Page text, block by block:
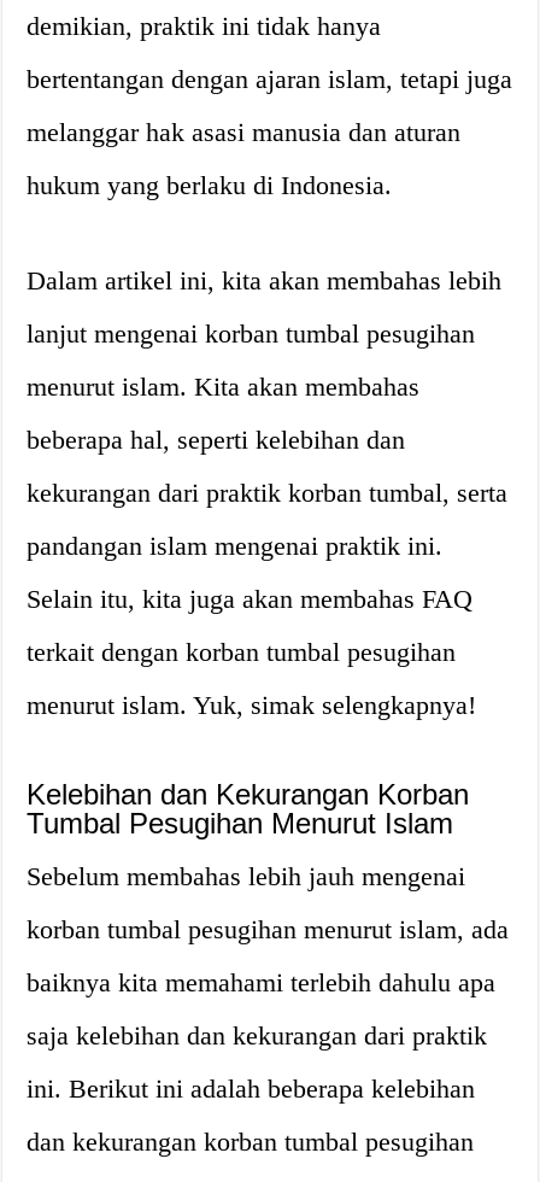
demikian, praktik ini tidak hanya
bertentangan dengan ajaran islam, tetapi juga
melanggar hak asasi manusia dan aturan
hukum yang berlaku di Indonesia.
Dalam artikel ini, kita akan membahas lebih
lanjut mengenai korban tumbal pesugihan
menurut islam. Kita akan membahas
beberapa hal, seperti kelebihan dan
kekurangan dari praktik korban tumbal, serta
pandangan islam mengenai praktik ini.
Selain itu, kita juga akan membahas FAQ
terkait dengan korban tumbal pesugihan
menurut islam. Yuk, simak selengkapnya!
Kelebihan dan Kekurangan Korban
Tumbal Pesugihan Menurut Islam
Sebelum membahas lebih jauh mengenai
korban tumbal pesugihan menurut islam, ada
baiknya kita memahami terlebih dahulu apa
saja kelebihan dan kekurangan dari praktik
ini. Berikut ini adalah beberapa kelebihan
dan kekurangan korban tumbal pesugihan